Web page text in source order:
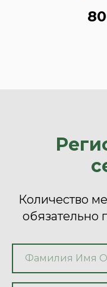
Количество
обязательно